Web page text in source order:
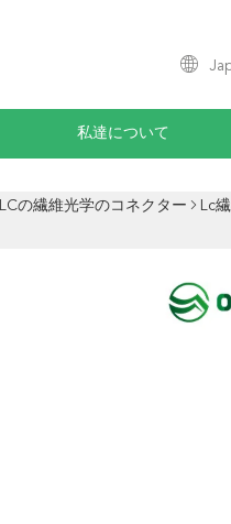
私達について
LCの繊維光学のコネクター Lc